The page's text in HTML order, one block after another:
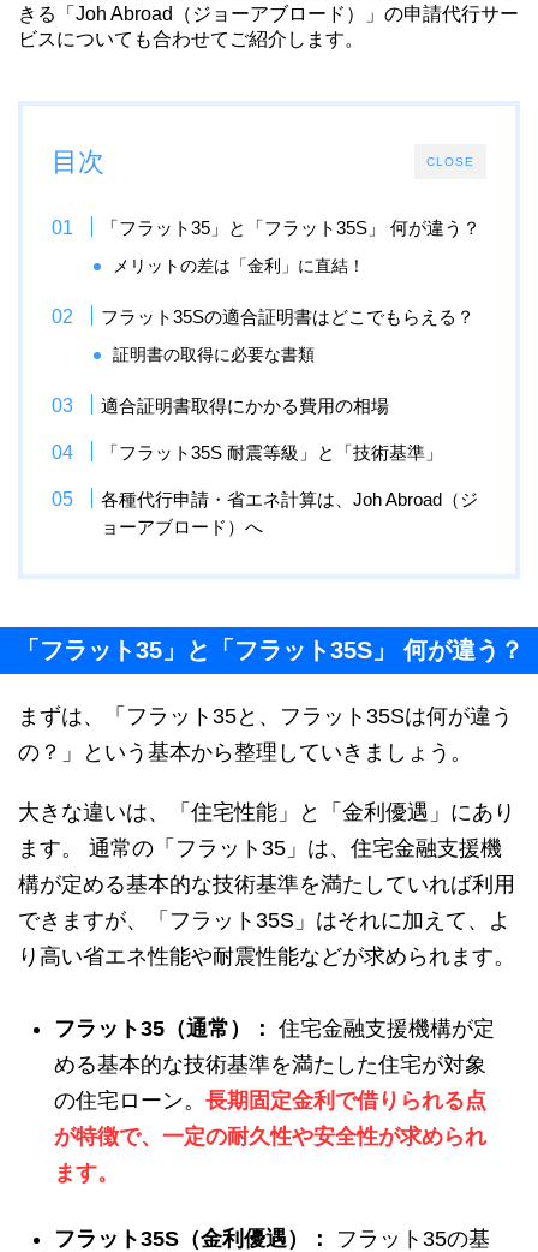
きる「Joh Abroad（ジョーアブロード）」の申請代行サー
ビスについても合わせてご紹介します。
CLOSE
目次
「フラット35」と「フラット35S」 何が違う？
メリットの差は「金利」に直結！
フラット35Sの適合証明書はどこでもらえる？
証明書の取得に必要な書類
適合証明書取得にかかる費用の相場
「フラット35S 耐震等級」と「技術基準」
各種代行申請・省エネ計算は、Joh Abroad（ジ
ョーアブロード）へ
「フラット35」と「フラット35S」 何が違う？
まずは、「フラット35と、フラット35Sは何が違う
の？」という基本から整理していきましょう。
大きな違いは、「住宅性能」と「金利優遇」にあり
ます。 通常の「フラット35」は、住宅金融支援機
構が定める基本的な技術基準を満たしていれば利用
できますが、「フラット35S」はそれに加えて、よ
り高い省エネ性能や耐震性能などが求められます。
フラット35（通常）： 住宅金融支援機構が定
める基本的な技術基準を満たした住宅が対象
の住宅ローン。 長期固定金利で借りられる点
が特徴で、一定の耐久性や安全性が求められ
ます。
フラット35S（金利優遇）：
フラット35の基